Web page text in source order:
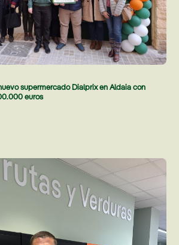
supermercado Dialprix en Aldaia con
euros